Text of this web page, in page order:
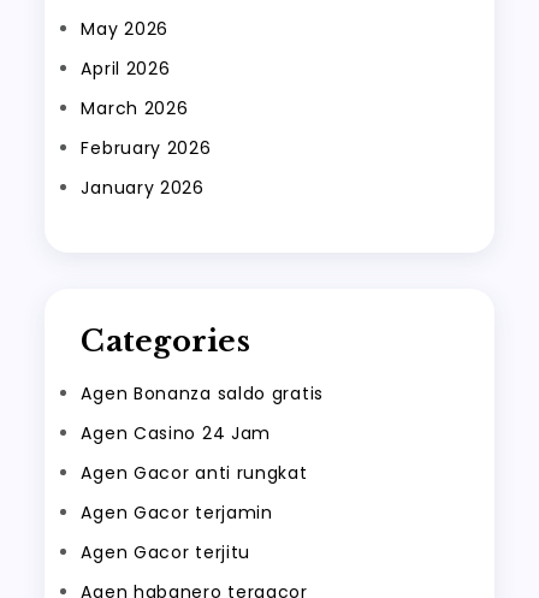
May 2026
April 2026
March 2026
February 2026
January 2026
Categories
Agen Bonanza saldo gratis
Agen Casino 24 Jam
Agen Gacor anti rungkat
Agen Gacor terjamin
Agen Gacor terjitu
Agen habanero tergacor